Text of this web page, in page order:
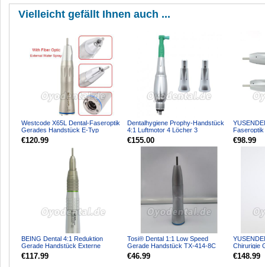
Vielleicht gefällt Ihnen auch ...
Westcode X65L Dental-Faseroptik
Gerades Handstück E-Typ
€120.99
Dentalhygiene Prophy-Handstück
4:1 Luftmotor 4 Löcher 3
Nasenkegel Kit E-Type WM...
€155.00
E-Typ
€98.99
BEING Dental 4:1 Reduktion
Gerade Handstück Externe
Verriegelung 201SH-R4
€117.99
Tosi® Dental 1:1 Low Speed
Gerade Handstück TX-414-8C
€46.99
Chirurigie
CX235-2S
€148.99